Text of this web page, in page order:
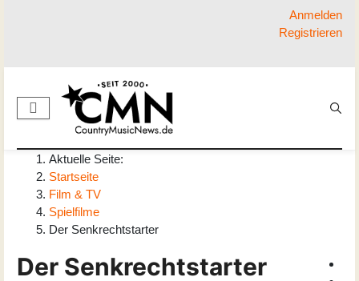
Anmelden
Registrieren
Aktuelle Seite:
Startseite
Film & TV
Spielfilme
Der Senkrechtstarter
Der Senkrechtstarter